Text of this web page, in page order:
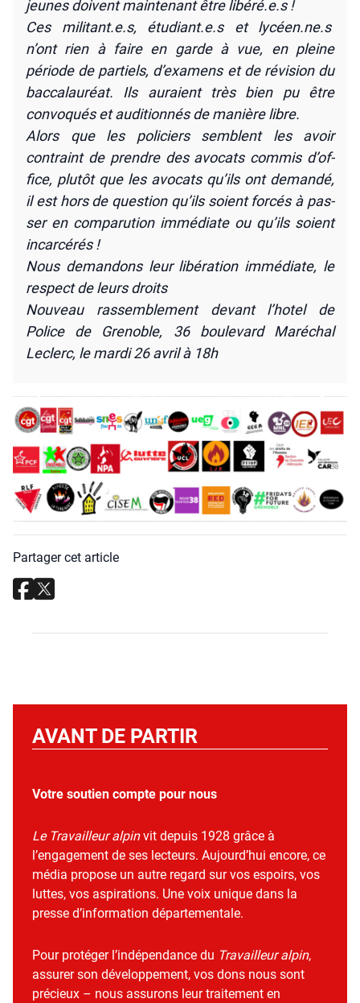
jeunes doivent main­te­nant être libéré.e.s !
Ces militant.e.s, étudiant.e.s et lycéen.ne.s
n’ont rien à faire en garde à vue, en pleine
période de par­tiels, d’exa­mens et de révi­sion du
bac­ca­lau­réat. Ils auraient très bien pu être
convo­qués et audi­tion­nés de manière libre.
Alors que les poli­ciers semblent les avoir
contraint de prendre des avo­cats com­mis d’of­
fice, plu­tôt que les avo­cats qu’ils ont deman­dé,
il est hors de ques­tion qu’ils soient for­cés à pas­
ser en com­pa­ru­tion immé­diate ou qu’ils soient
incar­cé­rés !
Nous deman­dons leur libé­ra­tion immé­diate, le
res­pect de leurs droits
Nou­veau ras­sem­ble­ment devant l’ho­tel de
Police de Gre­noble, 36 bou­le­vard Maré­chal
Leclerc, le mar­di 26 avril à 18h
Partager cet article
AVANT DE PARTIR
Votre soutien compte pour nous
Le Travailleur alpinvit depuis 1928 grâce à
l’engagement de ses lecteurs. Aujourd’hui encore, ce
média propose un autre regard sur vos espoirs, vos
luttes, vos aspirations. Une voix unique dans la
presse d’information départementale.
Pour protéger l’indépendance du Travailleur alpin,
assurer son développement, vos dons nous sont
précieux – nous assurons leur traitement en